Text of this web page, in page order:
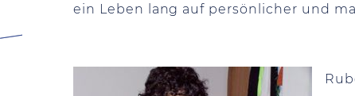
ein Leben lang auf persönlicher und